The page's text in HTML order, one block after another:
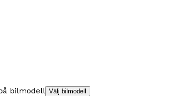
bilmodell Välj bilmodell